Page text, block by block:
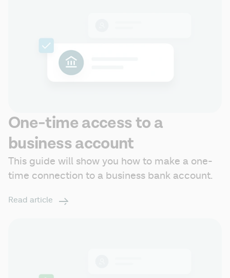
One-time access to a
business account
This guide will show you how to make a one-
time connection to a business bank account.
Read article